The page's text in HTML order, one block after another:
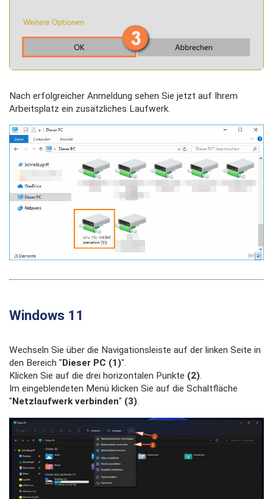
Nach erfolgreicher Anmeldung sehen Sie jetzt auf Ihrem
Arbeitsplatz ein zusätzliches Laufwerk.
Windows 11
Wechseln Sie über die Navigationsleiste auf der linken Seite in
den Bereich " Dieser PC (1)".
Klicken Sie auf die drei horizontalen Punkte (2).
Im eingeblendeten Menü klicken Sie auf die Schaltfläche
" Netzlaufwerk verbinden" (3).